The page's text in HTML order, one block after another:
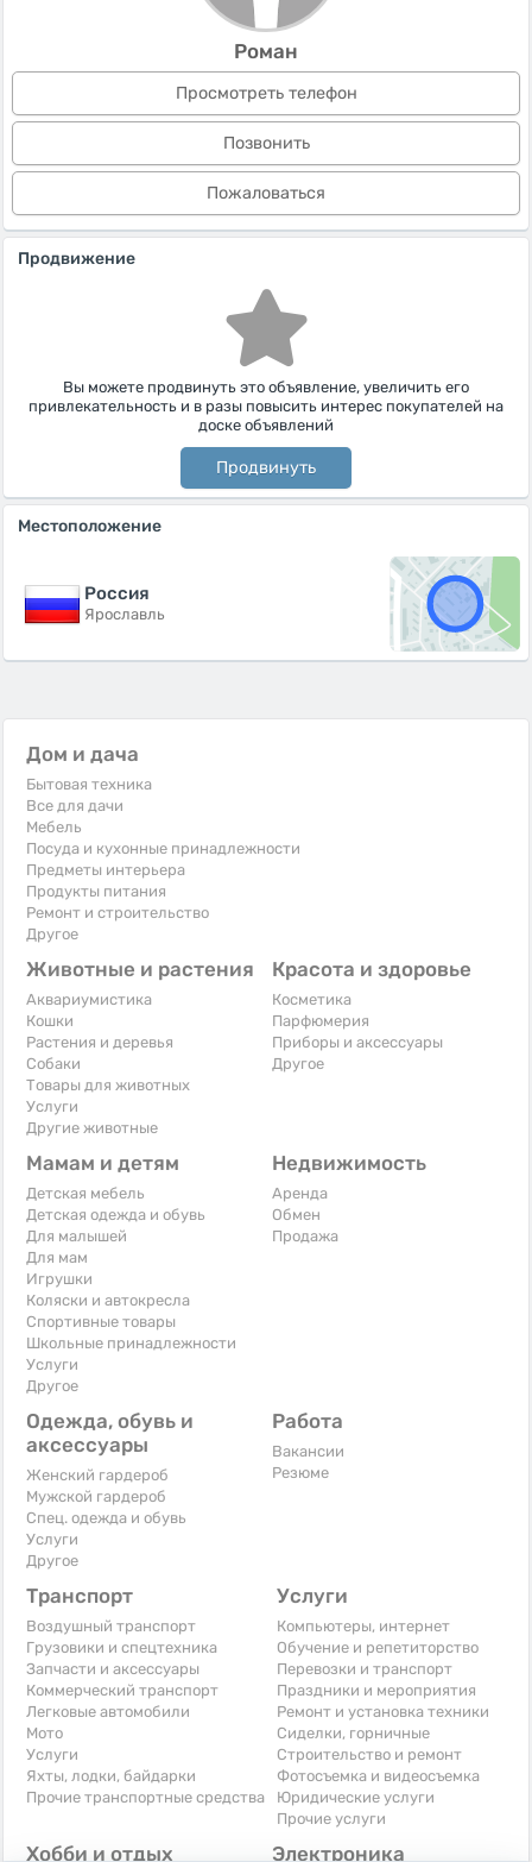
Роман
Просмотреть телефон
Позвонить
Пожаловаться
Продвижение
Вы можете продвинуть это объявление, увеличить его
привлекательность и в разы повысить интерес покупателей на
доске объявлений
Продвинуть
Местоположение
Россия
Ярославль
Дом и дача
Бытовая техника
Все для дачи
Мебель
Посуда и кухонные принадлежности
Предметы интерьера
Продукты питания
Ремонт и строительство
Другое
Животные и растения
Аквариумистика
Кошки
Растения и деревья
Собаки
Товары для животных
Услуги
Другие животные
Красота и здоровье
Косметика
Парфюмерия
Приборы и аксессуары
Другое
Мамам и детям
Детская мебель
Детская одежда и обувь
Для малышей
Для мам
Игрушки
Коляски и автокресла
Спортивные товары
Школьные принадлежности
Услуги
Другое
Недвижимость
Аренда
Обмен
Продажа
Одежда, обувь и
аксессуары
Женский гардероб
Мужской гардероб
Спец. одежда и обувь
Услуги
Другое
Работа
Вакансии
Резюме
Транспорт
Воздушный транспорт
Грузовики и спецтехника
Запчасти и аксессуары
Коммерческий транспорт
Легковые автомобили
Мото
Услуги
Яхты, лодки, байдарки
Прочие транспортные средства
Услуги
Компьютеры, интернет
Обучение и репетиторство
Перевозки и транспорт
Праздники и мероприятия
Ремонт и установка техники
Сиделки, горничные
Строительство и ремонт
Фотосъемка и видеосъемка
Юридические услуги
Прочие услуги
Хобби и отдых Электроника